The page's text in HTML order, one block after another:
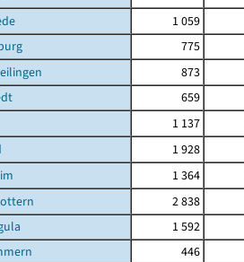
1 059
775
873
659
1 137
1 928
1 364
2 838
1 592
446